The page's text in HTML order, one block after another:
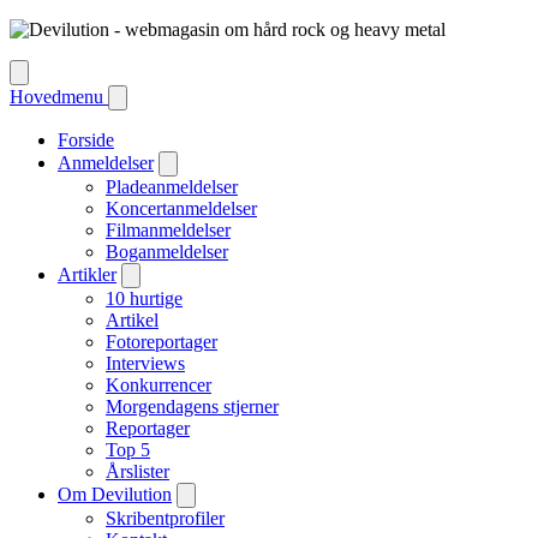
Hovedmenu
Forside
Anmeldelser
Pladeanmeldelser
Koncertanmeldelser
Filmanmeldelser
Boganmeldelser
Artikler
10 hurtige
Artikel
Fotoreportager
Interviews
Konkurrencer
Morgendagens stjerner
Reportager
Top 5
Årslister
Om Devilution
Skribentprofiler